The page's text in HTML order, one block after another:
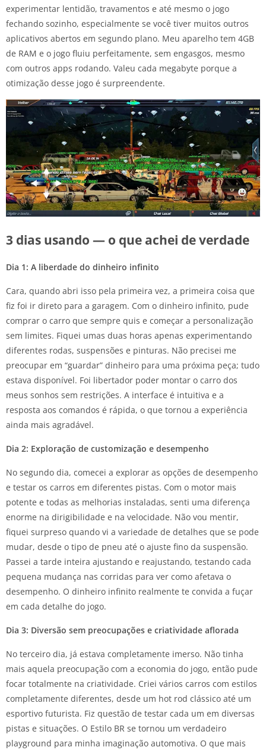
experimentar lentidão, travamentos e até mesmo o jogo
fechando sozinho, especialmente se você tiver muitos outros
aplicativos abertos em segundo plano. Meu aparelho tem 4GB
de RAM e o jogo fluiu perfeitamente, sem engasgos, mesmo
com outros apps rodando. Valeu cada megabyte porque a
otimização desse jogo é surpreendente.
3 dias usando — o que achei de verdade
Dia 1: A liberdade do dinheiro infinito
Cara, quando abri isso pela primeira vez, a primeira coisa que
fiz foi ir direto para a garagem. Com o dinheiro infinito, pude
comprar o carro que sempre quis e começar a personalização
sem limites. Fiquei umas duas horas apenas experimentando
diferentes rodas, suspensões e pinturas. Não precisei me
preocupar em “guardar” dinheiro para uma próxima peça; tudo
estava disponível. Foi libertador poder montar o carro dos
meus sonhos sem restrições. A interface é intuitiva e a
resposta aos comandos é rápida, o que tornou a experiência
ainda mais agradável.
Dia 2: Exploração de customização e desempenho
No segundo dia, comecei a explorar as opções de desempenho
e testar os carros em diferentes pistas. Com o motor mais
potente e todas as melhorias instaladas, senti uma diferença
enorme na dirigibilidade e na velocidade. Não vou mentir,
fiquei surpreso quando vi a variedade de detalhes que se pode
mudar, desde o tipo de pneu até o ajuste fino da suspensão.
Passei a tarde inteira ajustando e reajustando, testando cada
pequena mudança nas corridas para ver como afetava o
desempenho. O dinheiro infinito realmente te convida a fuçar
em cada detalhe do jogo.
Dia 3: Diversão sem preocupações e criatividade aflorada
No terceiro dia, já estava completamente imerso. Não tinha
mais aquela preocupação com a economia do jogo, então pude
focar totalmente na criatividade. Criei vários carros com estilos
completamente diferentes, desde um hot rod clássico até um
esportivo futurista. Fiz questão de testar cada um em diversas
pistas e situações. O Estilo BR se tornou um verdadeiro
playground para minha imaginação automotiva. O que mais